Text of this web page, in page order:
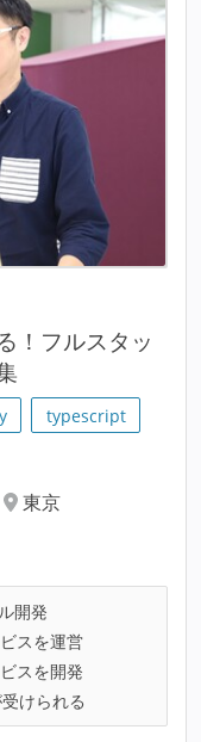
！フルスタッ
typescript
東京
開発
スを運営
スを開発
けられる